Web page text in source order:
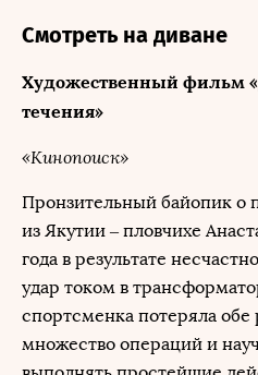
Смотреть на диване
Художественный фильм
течения»
«Кинопоиск»
Пронзительный байопик о
из Якутии – пловчихе
года в результате
удар током в
спортсменка потеряла
множество операций и